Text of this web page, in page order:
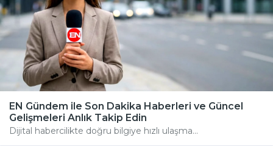
EN Gündem ile Son Dakika Haberleri ve Güncel
Gelişmeleri Anlık Takip Edin
Dijital habercilikte doğru bilgiye hızlı ulaşma...